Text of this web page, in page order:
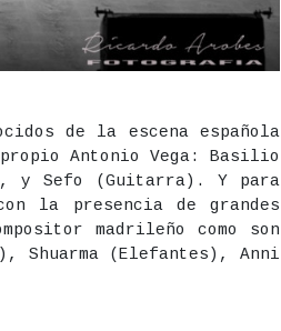
de la escena española
Antonio Vega: Basilio
y Sefo (Guitarra). Y para
la presencia de grandes
madrileño como son
Shuarma (Elefantes), Anni